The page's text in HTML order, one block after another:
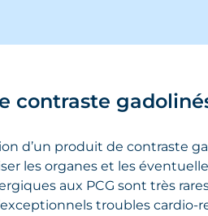
contraste
d’un produit de contraste
les organes et les
aux PCG sont très
troubles